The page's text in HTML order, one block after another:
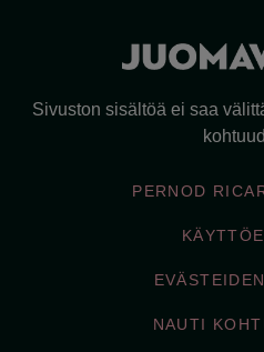
Sivuston sisältöä ei saa
PERNOD
NAUTI